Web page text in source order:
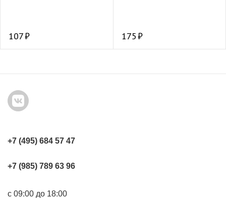
107 175
+7 (495) 684 57 47
+7 (985) 789 63 96
с 09:00 до 18:00